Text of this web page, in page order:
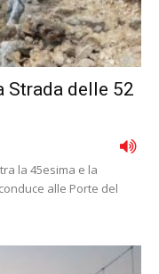
Strada delle 52
la 45esima e la
alle Porte del